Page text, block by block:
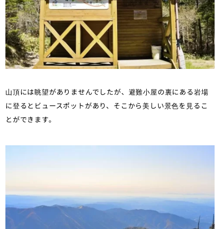
山頂には眺望がありませんでしたが、避難小屋の裏にある岩場
に登るとビュースポットがあり、そこから美しい景色を見るこ
とができます。